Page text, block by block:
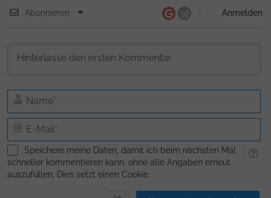
Abonnieren Anmelden
E-
Speichere meine Daten, damit ich beim nächsten Mal
schneller kommentieren kann, ohne alle Angaben erneut
auszufüllen. Dies setzt einen Cookie.